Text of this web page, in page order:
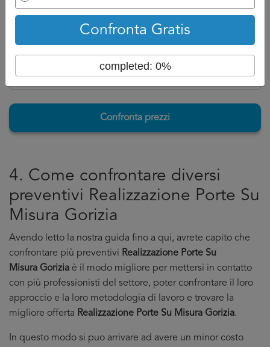
Confronta prezzi
4. Come confrontare diversi
preventivi Realizzazione Porte Su
Misura Gorizia
Avendo letto la nostra guida fino a qui, avrete capito che
confrontare più preventivi Realizzazione Porte Su
Misura Gorizia è il modo migliore per mettersi in contatto
con più professionisti del settore, poter confrontare il loro
approccio e la loro metodologia di lavoro e trovare la
migliore offerta Realizzazione Porte Su Misura Gorizia.
In questo modo si puo arrivare ad avere un minor costo
Confronta Gratis
completed: 0%